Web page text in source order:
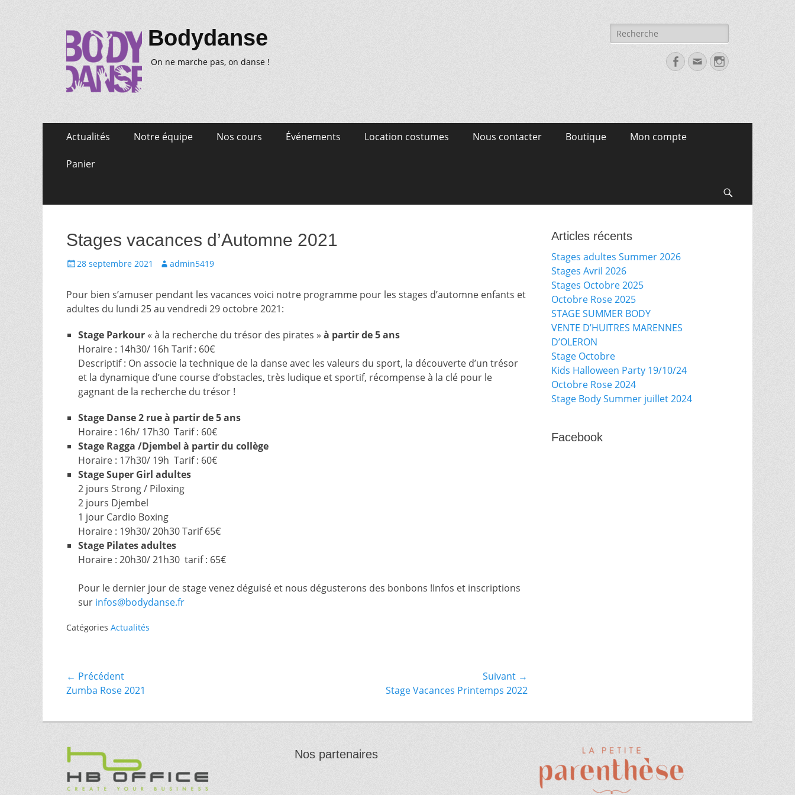
Bodydanse
On ne marche pas, on danse !
Recherche
pour:
Facebook
EmailInstagram
Premier
contenu
Actualités Notre équipe Nos cours Événements Location costumes Nous contacter Boutique Mon compte
Panier
Stages vacances d’Automne 2021
Posté28 septembre 2021 Auteur
admin5419
Pour bien s’amuser pendant les vacances voici notre programme pour les stages d’automne enfants et
adultes du lundi 25 au vendredi 29 octobre 2021:
Stage Parkour « à la recherche du trésor des pirates » à partir de 5 ans
Horaire : 14h30/ 16h Tarif : 60€
Descriptif : On associe la technique de la danse avec les valeurs du sport, la découverte d’un trésor
et la dynamique d’une course d’obstacles, très ludique et sportif, récompense à la clé pour le
gagnant de la recherche du trésor !
Stage Danse 2 rue à partir de 5 ans
Horaire : 16h/ 17h30 Tarif : 60€
Stage Ragga /Djembel à partir du collège
Horaire : 17h30/ 19h Tarif : 60€
Stage Super Girl adultes
2 jours Strong / Piloxing
2 jours Djembel
1 jour Cardio Boxing
Horaire : 19h30/ 20h30 Tarif 65€
Stage Pilates adultes
Horaire : 20h30/ 21h30 tarif : 65€
Pour le dernier jour de stage venez déguisé et nous dégusterons des bonbons !Infos et inscriptions
sur infos@bodydanse.fr
Catégories Actualités
Navigation
de
l’article
← Précédent
Article
Zumba Rose 2021
Suivant →
Stage Vacances Printemps 2022
Articles récents
Stages adultes Summer 2026
Stages Avril 2026
Stages Octobre 2025
Octobre Rose 2025
STAGE SUMMER BODY
VENTE D’HUITRES MARENNES
D’OLERON
Stage Octobre
Kids Halloween Party 19/10/24
Octobre Rose 2024
Stage Body Summer juillet 2024
Facebook
Nos partenaires